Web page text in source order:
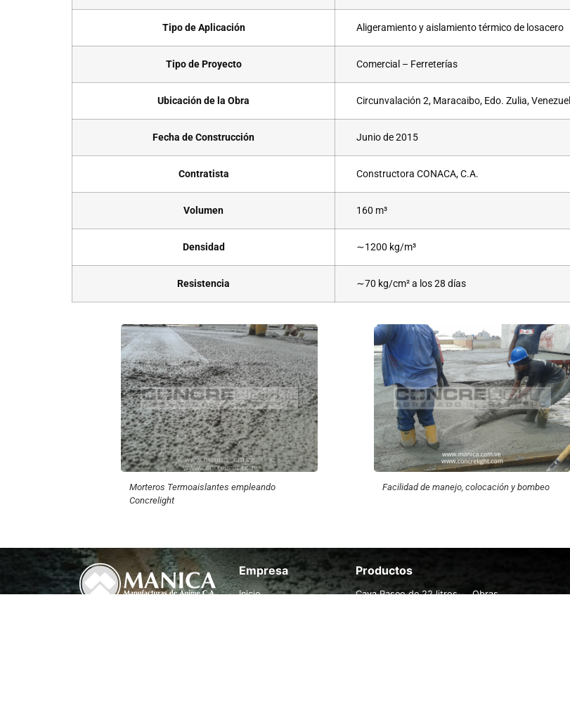
Tipo de Aplicación Aligeramiento y aislamiento térmico de losacero
Tipo de Proyecto Comercial – Ferreterías
Ubicación de la Obra Circunvalación 2, Maracaibo, Edo. Zulia,
Fecha de Construcción Junio de 2015
Contratista Constructora CONACA, C.A.
Volumen 160 m³
Densidad ∼1200 kg/m³
Resistencia ∼70 kg/cm² a los 28 días
Morteros Termoaislantes empleando
Concrelight
Facilidad de manejo, colocación y bombeo
Empresa
Inicio
Productos
Cava Paseo de 22 litros
Obras